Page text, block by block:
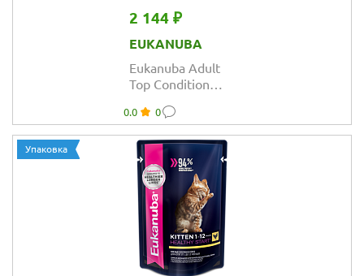
2 144 ₽
EUKANUBA
Eukanuba Adult
Top Condition
с кроликов в
соусе для
взрослых кошек
0.0 0
Упаковка